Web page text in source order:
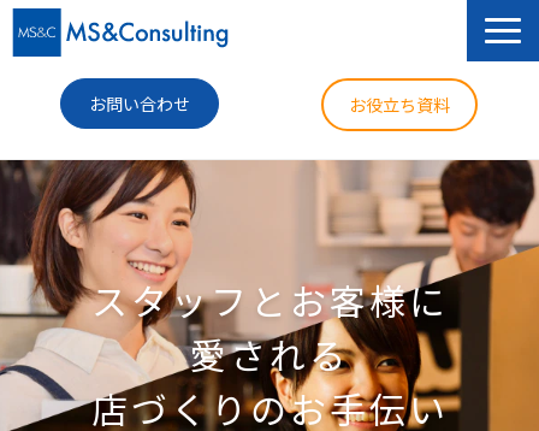
お問い合わせ お役立ち資料
サービス
セミナー
導入事例
コラム
ニュース
スタッフとお客様に
愛される
店づくりのお手伝い